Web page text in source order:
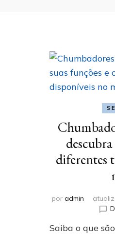
diferentes
poradmin
Saiba o que